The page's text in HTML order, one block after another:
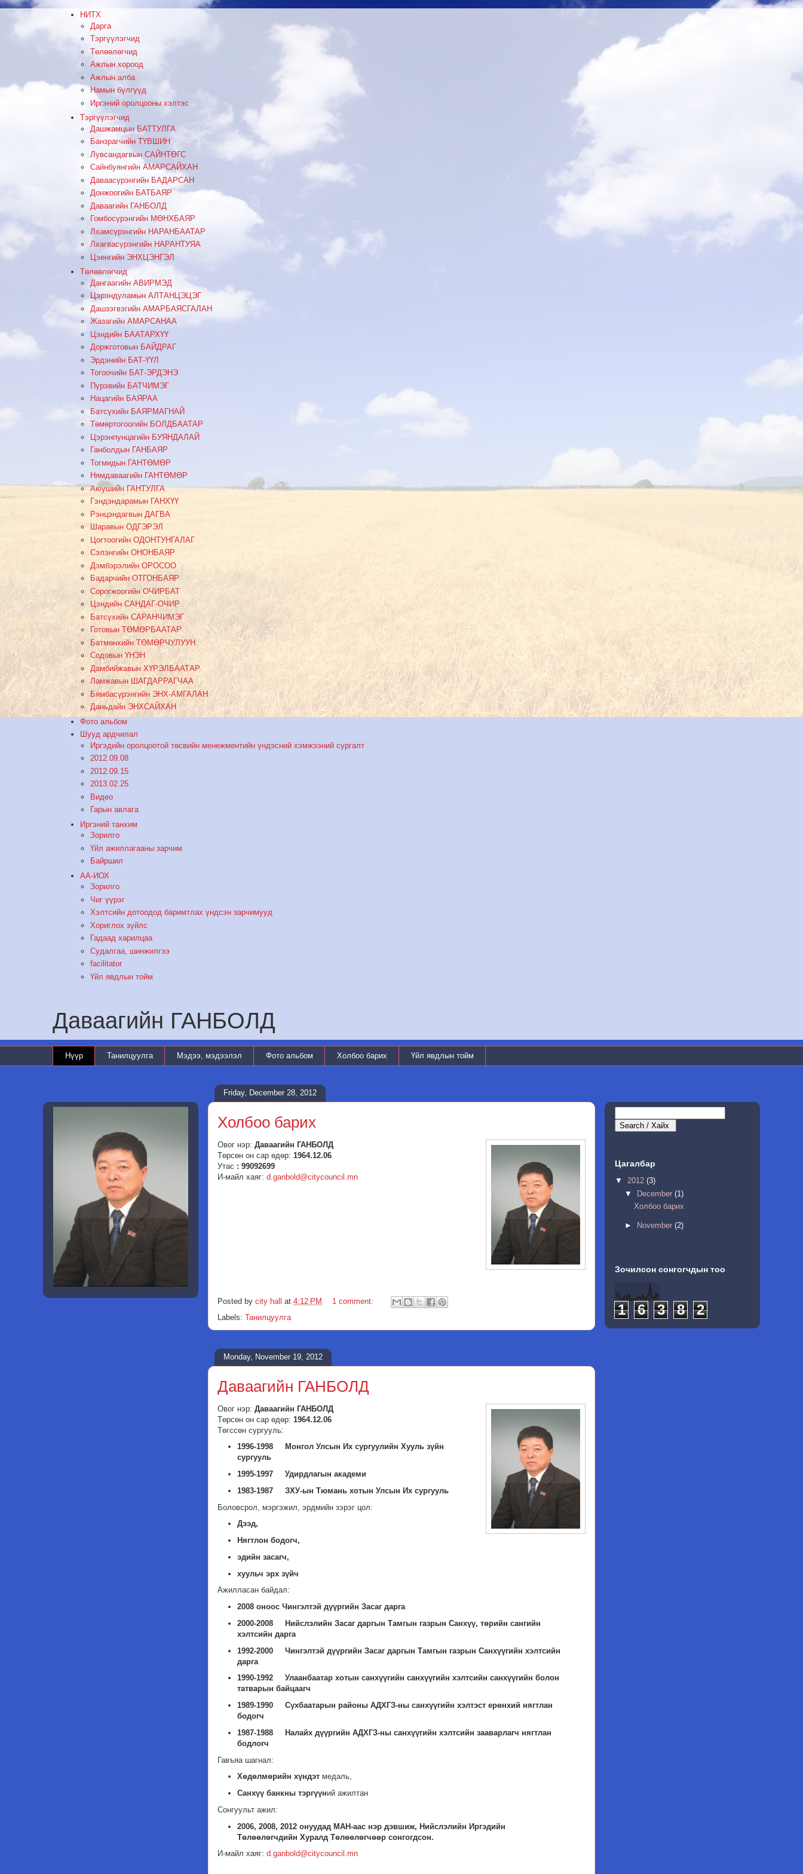
НИТХ
Дарга
Тэргүүлэгчид
Төлөөлөгчид
Ажлын хороод
Ажлын алба
Намын бүлгүүд
Иргэний оролцооны хэлтэс
Тэргүүлэгчид
Дашжамцын БАТТУЛГА
Банзрагчийн ТҮВШИН
Лувсандагвын САЙНТӨГС
Сайнбуянгийн АМАРСАЙХАН
Даваасүрэнгийн БАДАРСАН
Донжоогийн БАТБАЯР
Даваагийн ГАНБОЛД
Гомбосүрэнгийн МӨНХБАЯР
Лхамсүрэнгийн НАРАНБААТАР
Лхагвасүрэнгийн НАРАНТУЯА
Цэенгийн ЭНХЦЭНГЭЛ
Төлөөлөгчид
Дангаагийн АВИРМЭД
Цэрэндуламын АЛТАНЦЭЦЭГ
Дашзэгвэгийн АМАРБАЯСГАЛАН
Жазагийн АМАРСАНАА
Цэндийн БААТАРХҮҮ
Доржготовын БАЙДРАГ
Эрдэнийн БАТ-ҮҮЛ
Тогоочийн БАТ-ЭРДЭНЭ
Пүрэвийн БАТЧИМЭГ
Нацагийн БАЯРАА
Батсүхийн БАЯРМАГНАЙ
Төмөртогоогийн БОЛДБААТАР
Цэрэнпунцагийн БУЯНДАЛАЙ
Ганболдын ГАНБАЯР
Тогмидын ГАНТӨМӨР
Нямдаваагийн ГАНТӨМӨР
Аюушийн ГАНТУЛГА
Гэндэндарамын ГАНХҮҮ
Рэнцэндагвын ДАГВА
Шаравын ОДГЭРЭЛ
Цогтоогийн ОДОНТУНГАЛАГ
Сэлэнгийн ОНОНБАЯР
Дэмбэрэлийн ОРОСОО
Бадарчийн ОТГОНБАЯР
Сорогжоогийн ОЧИРБАТ
Цэндийн САНДАГ-ОЧИР
Батсүхийн САРАНЧИМЭГ
Готовын ТӨМӨРБААТАР
Батмөнхийн ТӨМӨРЧУЛУУН
Содовын ҮНЭН
Дамбийжавын ХҮРЭЛБААТАР
Ламжавын ШАГДАРРАГЧАА
Бямбасүрэнгийн ЭНХ-АМГАЛАН
Даньдайн ЭНХСАЙХАН
Фото альбом
Шууд ардчилал
Иргэдийн оролцоотой төсвийн менежментийн үндэсний хэмжээний сургалт
2012.09.08
2012.09.15
2013.02.25
Видео
Гарын авлага
Иргэний танхим
Зорилго
Үйл ажиллагааны зарчим
Байршил
АА-ИОХ
Зорилго
Чиг үүрэг
Хэлтсийн дотоодод баримтлах үндсэн зарчимууд
Хориглох зүйлс
Гадаад харилцаа
Судалгаа, шинжилгээ
facilitator
Үйл явдлын тойм
Даваагийн ГАНБОЛД
Нүүр Танилцуулга Мэдээ, мэдээлэл Фото альбом Холбоо барих Үйл явдлын тойм
Friday, December 28, 2012
Холбоо барих
Овог нэр: Даваагийн ГАНБОЛД
Төрсөн он сар өдөр: 1964.12.06
Утас : 99092699
И-майл хаяг: d.ganbold@citycouncil.mn
Posted by city hall at 4:12 PM
1 comment:
Labels: Танилцуулга
Monday, November 19, 2012
Даваагийн ГАНБОЛД
Овог нэр: Даваагийн ГАНБОЛД
Төрсөн он сар өдөр: 1964.12.06
Төгссөн сургууль:
1996-1998 Монгол Улсын Их сургуулийн Хууль зүйн
сургууль
1995-1997 Удирдлагын академи
1983-1987 ЗХУ-ын Тюмань хотын Улсын Их сургууль
Боловсрол, мэргэжил, эрдмийн зэрэг цол:
Дээд,
Нягтлон бодогч,
эдийн засагч,
хуульч эрх зүйч
Ажилласан байдал:
2008 оноос Чингэлтэй дүүргийн Засаг дарга
2000-2008 Нийслэлийн Засаг даргын Тамгын газрын Санхүү, төрийн сангийн
хэлтсийн дарга
1992-2000 Чингэлтэй дүүргийн Засаг даргын Тамгын газрын Санхүүгийн хэлтсийн
дарга
1990-1992 Улаанбаатар хотын санхүүгийн санхүүгийн хэлтсийн санхүүгийн болон
татварын байцаагч
1989-1990 Сүхбаатарын районы АДХГЗ-ны санхүүгийн хэлтэст ерөнхий нягтлан
бодогч
1987-1988 Налайх дүүргийн АДХГЗ-ны санхүүгийн хэлтсийн зааварлагч нягтлан
бодлогч
Гавъяа шагнал:
Хөдөлмөрийн хүндэтмедаль,
Санхүү банкны тэргүүний ажилтан
Сонгуульт ажил:
2006, 2008, 2012 онуудад МАН-аас нэр дэвшиж, Нийслэлийн Иргэдийн
Төлөөлөгчдийн Хуралд Төлөөлөгчөөр сонгогдсон.
И-майл хаяг: d.ganbold@citycouncil.mn
Цагалбар
▼ 2012 (3)
▼
December (1)
Холбоо барих
► November (2)
Зочилсон сонгогчдын тоо
1 6 3 8 2